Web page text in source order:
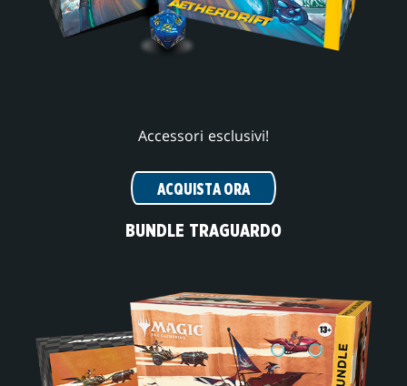
Accessori esclusivi!
ACQUISTA ORA
BUNDLE TRAGUARDO